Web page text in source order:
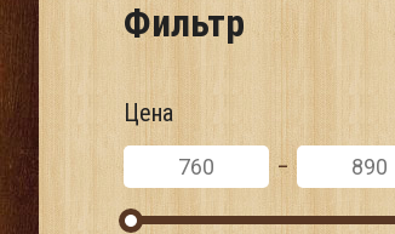
Фильтр
Цена
-